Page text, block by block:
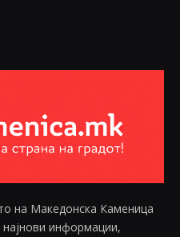
на Македонска Каменица
информации,